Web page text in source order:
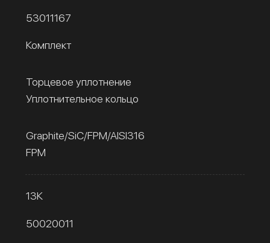
53011167
Комплект
Торцевое уплотнение
Уплотнительное кольцо
Graphite/SiC/FPM/AISI316
FPM
13К
50020011